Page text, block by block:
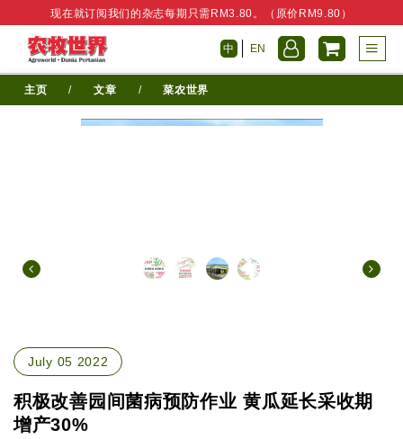
现在就订阅我们的杂志每期只需RM3.80。（原价RM9.80）
中 EN
主页 / 文章 / 菜农世界
July 05 2022
积极改善园间菌病预防作业 黄瓜延长采收期
增产30%